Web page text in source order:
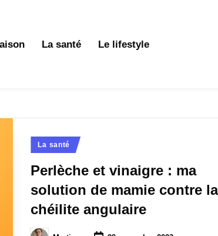
La santé Le lifestyle
Posted
La santé
Perlèche et vinaigre : ma
solution de mamie contre la
chéilite angulaire